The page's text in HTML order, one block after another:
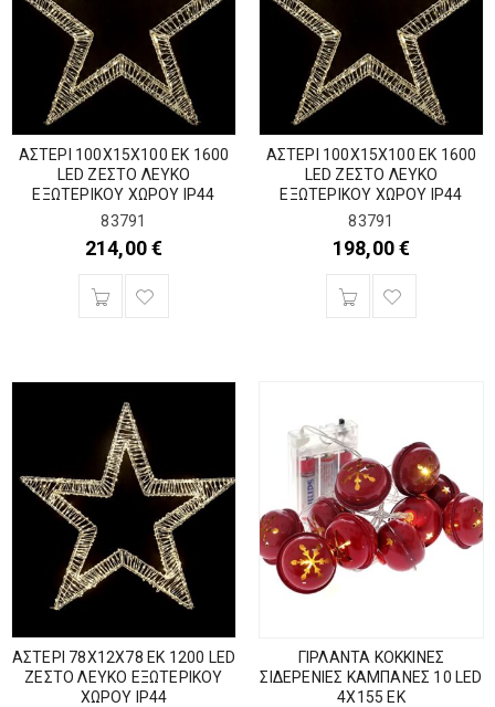
ΑΣΤΕΡΙ 100Χ15Χ100 ΕΚ 1600
LED ΖΕΣΤΟ ΛΕΥΚΟ
ΕΞΩΤΕΡΙΚΟΥ ΧΩΡΟΥ IP44
83791
214,00€
ΑΣΤΕΡΙ 100Χ15Χ100 ΕΚ 1600
LED ΖΕΣΤΟ ΛΕΥΚΟ
ΕΞΩΤΕΡΙΚΟΥ ΧΩΡΟΥ IP44
83791
198,00€
ΑΣΤΕΡΙ 78Χ12Χ78 ΕΚ 1200 LED
ΖΕΣΤΟ ΛΕΥΚΟ ΕΞΩΤΕΡΙΚΟΥ
ΧΩΡΟΥ IP44
ΓΙΡΛΑΝΤΑ ΚΟΚΚΙΝΕΣ
ΣΙΔΕΡΕΝΙΕΣ ΚΑΜΠΑΝΕΣ 10 LED
4Χ155 ΕΚ